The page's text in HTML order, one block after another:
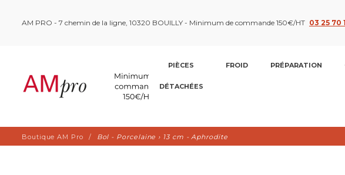
AM PRO - 7 chemin de la ligne, 10320 BOUILLY - Minimum de commande 150€/HT 03 25 70
PIÈCES
DÉTACHÉES
FROID PRÉPARATION
Boutique AM Pro Bol - Porcelaine › 13 cm - Aphrodite